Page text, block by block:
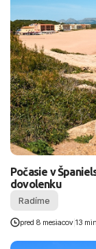
Počasie v
dovolenku
Radíme
pred 8 mesiacov 13